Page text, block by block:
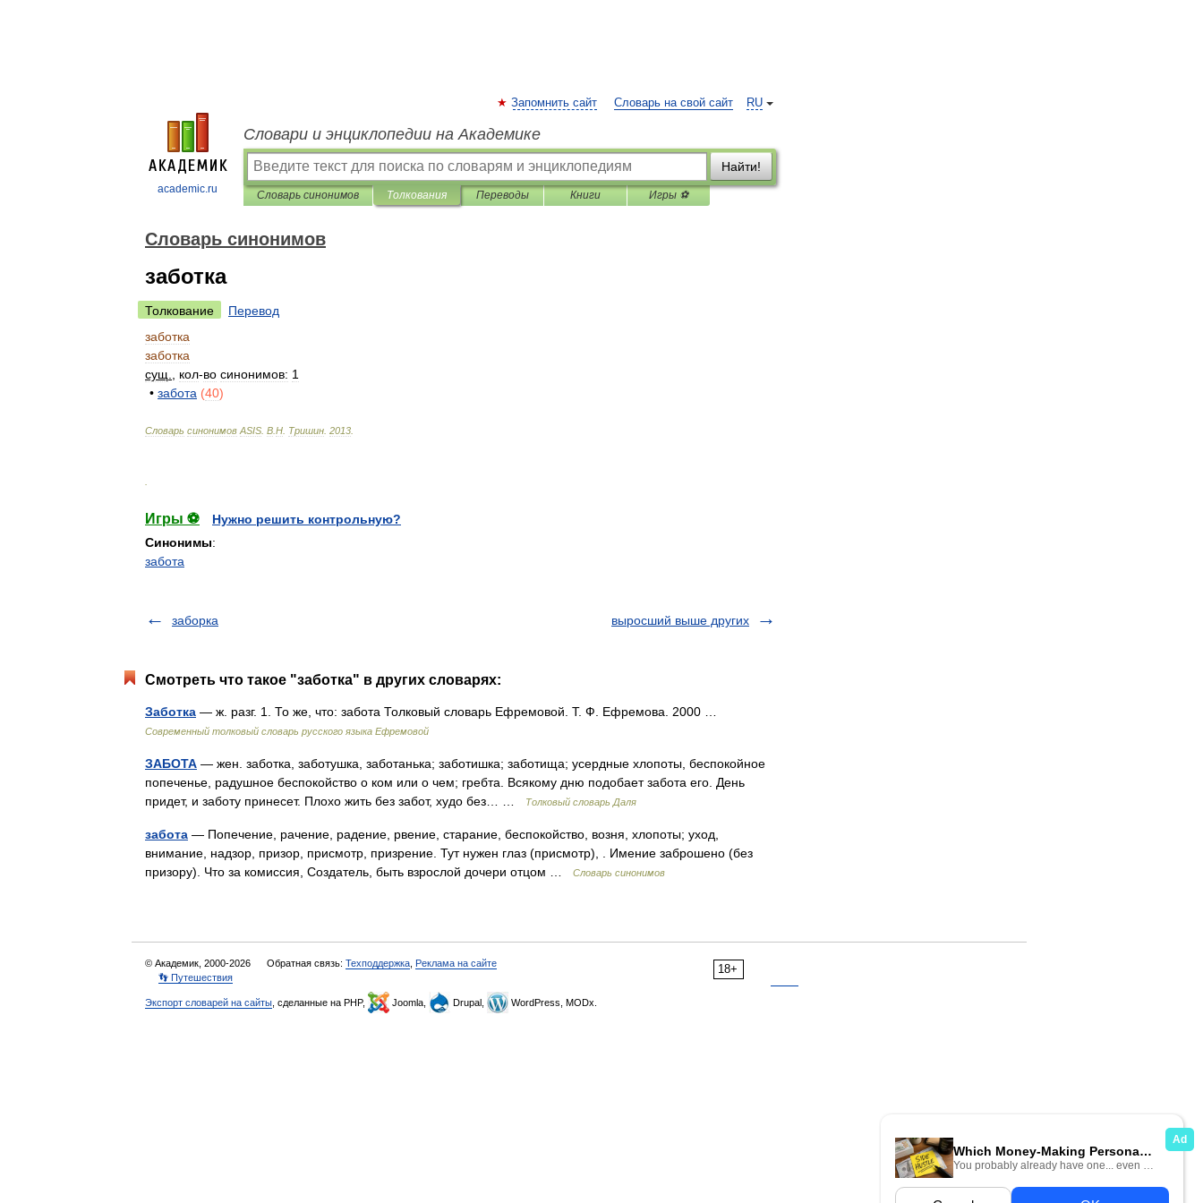
academic.ru
RU
Запомнить сайт Словарь на свой сайт
Словари и энциклопедии на Академике
Найти!
Словарь синонимов Толкования Переводы Книги Игры ⚽
Словарь синонимов
заботка
Толкование
Перевод
заботка
заботка
сущ
кол-во синонимов: 1
• забота (40)
Словарь синонимов ASIS В Н Тришин 2013
Игры ⚽
Нужно решить контрольную?
Синонимы:
забота
заборка выросший выше других
Смотреть что такое "заботка" в других словарях:
Заботка — ж. разг. 1. То же, что: забота Толковый словарь Ефремовой. Т. Ф. Ефремова. 2000 …
Современный толковый словарь русского языка Ефремовой
ЗАБОТА — жен. заботка, заботушка, заботанька; заботишка; заботища; усердные хлопоты, беспокойное
попеченье, радушное беспокойство о ком или о чем; гребта. Всякому дню подобает забота его. День
придет, и заботу принесет. Плохо жить без забот, худо без… …
Толковый словарь Даля
забота — Попечение, рачение, радение, рвение, старание, беспокойство, возня, хлопоты; уход,
внимание, надзор, призор, присмотр, призрение. Тут нужен глаз (присмотр), . Имение заброшено (без
призору). Что за комиссия, Создатель, быть взрослой дочери отцом …
Словарь синонимов
18+
© Академик, 2000-2026 Обратная связь: Техподдержка Реклама на сайте
👣 Путешествия
Экспорт словарей на сайты , сделанные на PHP, Joomla, Drupal, WordPress, MODx.